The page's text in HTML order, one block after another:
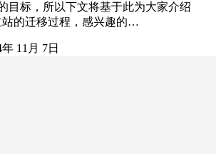
的目标，所以下文将基于此为大家介绍
站的迁移过程，感兴趣的…
年 11月 7日